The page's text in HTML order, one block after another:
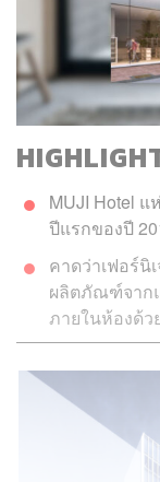
MUJI Hotel
ปีแรกของปี
คาดว่าเฟอร์นิ
ผลิตภัณฑ์จาก
ภายในห้องด้ว